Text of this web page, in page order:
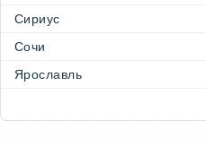
Сириус
Сочи
Ярославль